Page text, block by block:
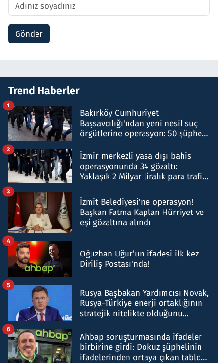
Gönder
Trend Haberler
Bakırköy Cumhuriyet
Başsavcılığı'ndan yeni nesil suç
örgütlerine operasyon: 50 şüpheli
1
İzmir merkezli yasa dışı bahis
operasyonunda 34 gözaltı:
Yaklaşık 2 Milyar liralık para trafiği
2
İzmit Belediyesi'ne operasyon!
Başkan Fatma Kaplan Hürriyet ve
eşi gözaltına alındı
3
Oğuzhan Uğur’un ifadesi ilk kez
Diriliş Postası'nda!
4
Rusya Başbakan Yardımcısı Novak,
Rusya-Türkiye enerji ortaklığının
stratejik nitelikte olduğunu
5
Ahbap soruşturmasında ifadeler
birbirine girdi: Dokuz şüphelinin
ifadelerinden ortaya çıkan tablo
6